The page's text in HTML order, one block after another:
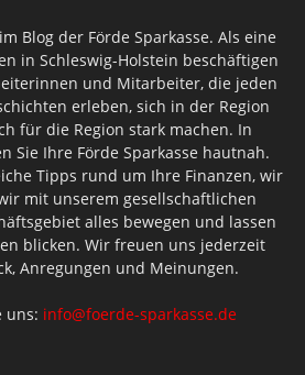
Blog der Förde Sparkasse. Als eine
in Schleswig-Holstein beschäftigen
und Mitarbeiter, die jeden
erleben, sich in der Region
für die Region stark machen. In
Sie Ihre Förde Sparkasse hautnah.
Tipps rund um Ihre Finanzen, wir
mit unserem gesellschaftlichen
alles bewegen und lassen
blicken. Wir freuen uns jederzeit
Anregungen und Meinungen.
uns: info@foerde-sparkasse.de